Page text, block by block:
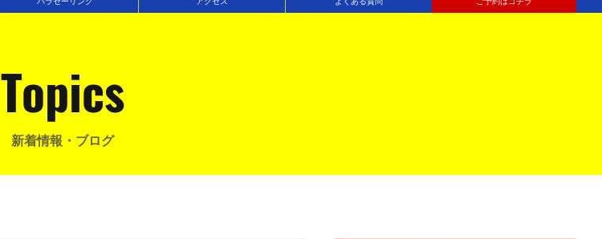
Topics
新着情報・ブログ